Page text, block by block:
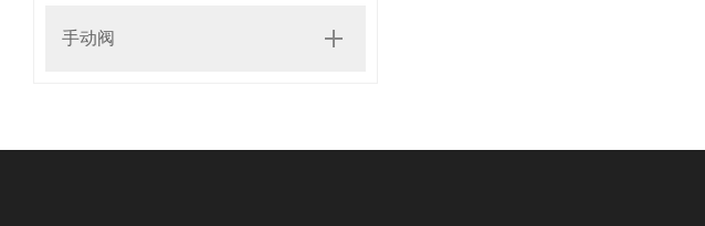
手动阀